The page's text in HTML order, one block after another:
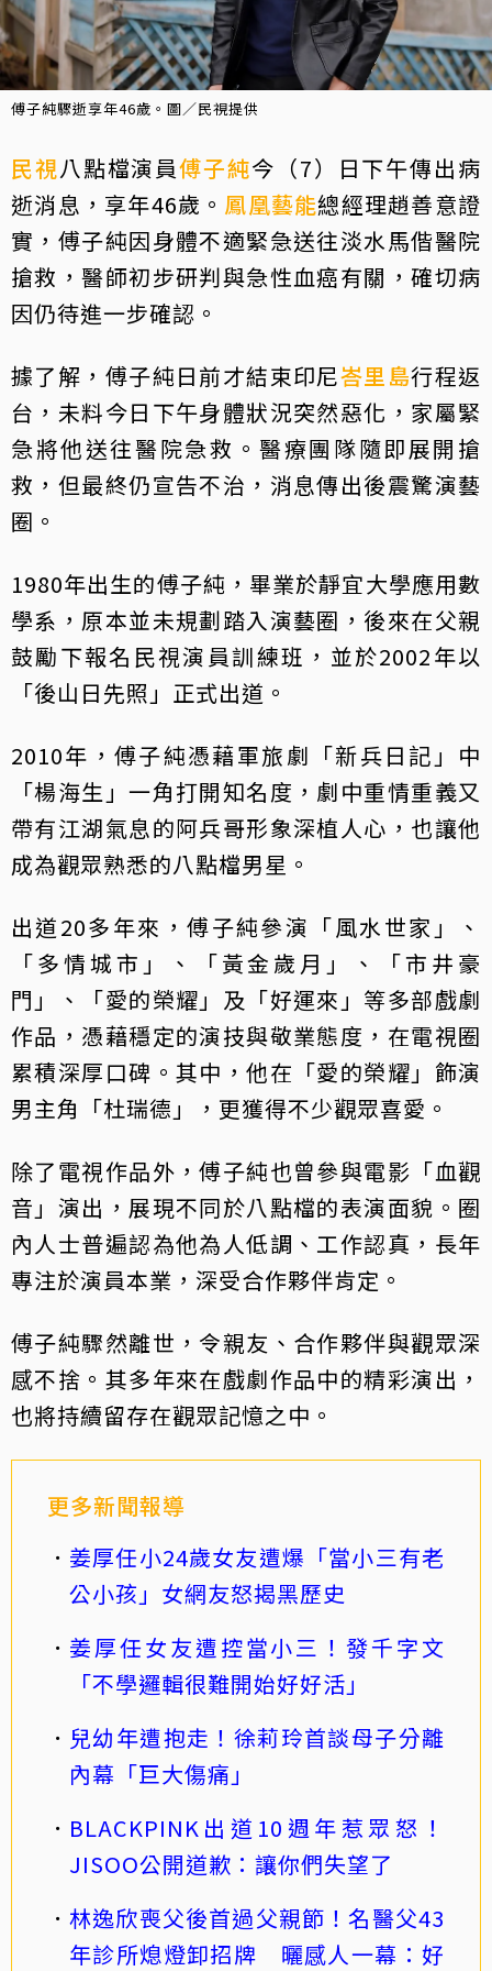
傅子純驟逝享年46歲。圖／民視提供
民視八點檔演員傅子純今（7）日下午傳出病
逝消息，享年46歲。 鳳凰藝能總經理趙善意證
實，傅子純因身體不適緊急送往淡水馬偕醫院
搶救，醫師初步研判與急性血癌有關，確切病
因仍待進一步確認。
據了解，傅子純日前才結束印尼峇里島行程返
台，未料今日下午身體狀況突然惡化，家屬緊
急將他送往醫院急救。醫療團隊隨即展開搶
救，但最終仍宣告不治，消息傳出後震驚演藝
圈。
1980年出生的傅子純，畢業於靜宜大學應用數
學系，原本並未規劃踏入演藝圈，後來在父親
鼓勵下報名民視演員訓練班，並於2002年以
「後山日先照」正式出道。
2010年，傅子純憑藉軍旅劇「新兵日記」中
「楊海生」一角打開知名度，劇中重情重義又
帶有江湖氣息的阿兵哥形象深植人心，也讓他
成為觀眾熟悉的八點檔男星。
出道20多年來，傅子純參演「風水世家」、
「多情城市」、「黃金歲月」、「市井豪
門」、「愛的榮耀」及「好運來」等多部戲劇
作品，憑藉穩定的演技與敬業態度，在電視圈
累積深厚口碑。其中，他在「愛的榮耀」飾演
男主角「杜瑞德」，更獲得不少觀眾喜愛。
除了電視作品外，傅子純也曾參與電影「血觀
音」演出，展現不同於八點檔的表演面貌。圈
內人士普遍認為他為人低調、工作認真，長年
專注於演員本業，深受合作夥伴肯定。
傅子純驟然離世，令親友、合作夥伴與觀眾深
感不捨。其多年來在戲劇作品中的精彩演出，
也將持續留存在觀眾記憶之中。
更多新聞報導
姜厚任小24歲女友遭爆「當小三有老
公小孩」女網友怒揭黑歷史
姜厚任女友遭控當小三！發千字文
「不學邏輯很難開始好好活」
兒幼年遭抱走！徐莉玲首談母子分離
內幕「巨大傷痛」
BLACKPINK出道10週年惹眾怒！
JISOO公開道歉：讓你們失望了
林逸欣喪父後首過父親節！名醫父43
年診所熄燈卸招牌 曬感人一幕：好